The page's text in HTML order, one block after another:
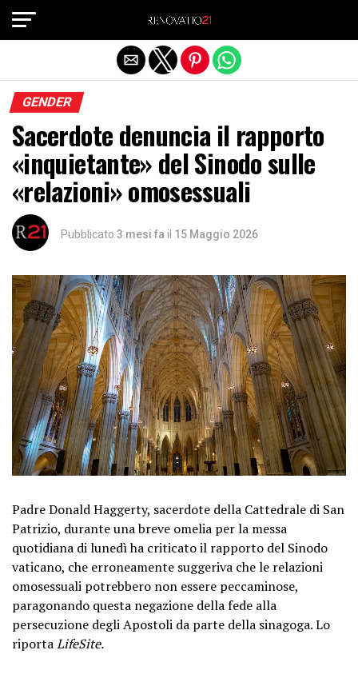
GENDER
Sacerdote denuncia il rapporto
«inquietante» del Sinodo sulle
«relazioni» omosessuali
Pubblicato 3 mesi fa il 15 Maggio 2026
Padre Donald Haggerty, sacerdote della Cattedrale di San
Patrizio, durante una breve omelia per la messa
quotidiana di lunedì ha criticato il rapporto del Sinodo
vaticano, che erroneamente suggeriva che le relazioni
omosessuali potrebbero non essere peccaminose,
paragonando questa negazione della fede alla
persecuzione degli Apostoli da parte della sinagoga. Lo
riportaLifeSite.
Exit mobile version